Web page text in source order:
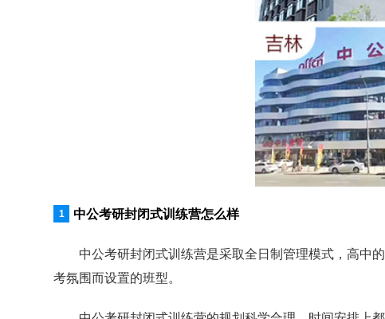
中公考研封闭式训练营怎么样
中公考研封闭式训练营是采取全日制管理模式，高中
考氛围而设置的班型。